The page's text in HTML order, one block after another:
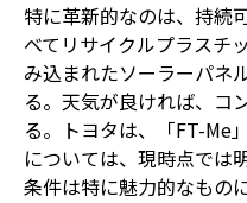
特に革新的なのは、持続
べてリサイクルプラスチ
み込まれたソーラーパネ
る。天気が良ければ、コ
る。トヨタは、「FT-Me
については、現時点では
条件は特に魅力的なもの